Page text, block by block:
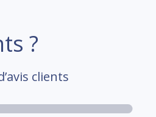
?
clients